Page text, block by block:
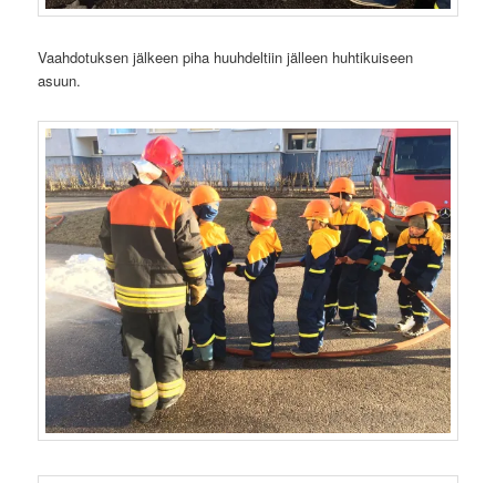
Vaahdotuksen jälkeen piha huuhdeltiin jälleen huhtikuiseen
asuun.